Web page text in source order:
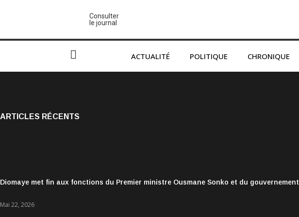
Consulter
le journal
ACTUALITÉ POLITIQUE CHRONIQUE
ARTICLES RÉCENTS
Diomaye met fin aux fonctions du Premier ministre Ousmane Sonko et du gouvernement
Mai 22, 2026